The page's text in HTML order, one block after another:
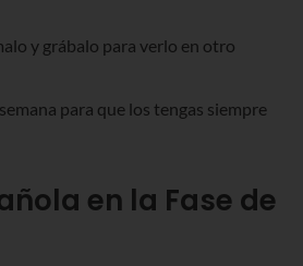
y grábalo para verlo en otro
para que los tengas siempre
en la Fase de